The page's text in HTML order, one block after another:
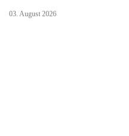
03. August 2026